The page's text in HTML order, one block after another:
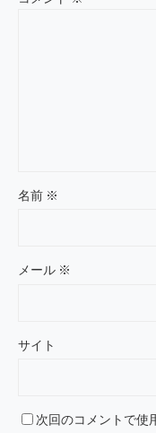
名前 ※
メール ※
サイト
次回のコメントで使